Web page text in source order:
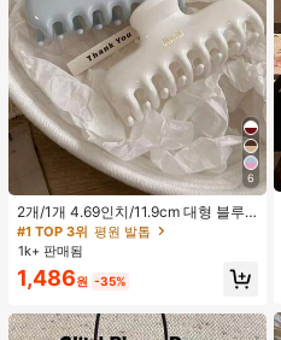
6
2개/1개 4.69인치/11.9cm 대형 블루
& 화이트 1피스 플라스틱 헤어 클로
클립, 데일리 웨어, 캐주얼, 파티, 출퇴
근, 휴가, 헤어스타일링, 메이크업, 의
상 매칭 비치 헤어 클립 바캉스 헤어
클러치에 적합한 세련되고 다재다능
하며 우아하고 미니멀한 단색 헤어 액
세서리
#1 TOP 3위 평원 발톱
1k+ 판매됨
1,486원 -35%